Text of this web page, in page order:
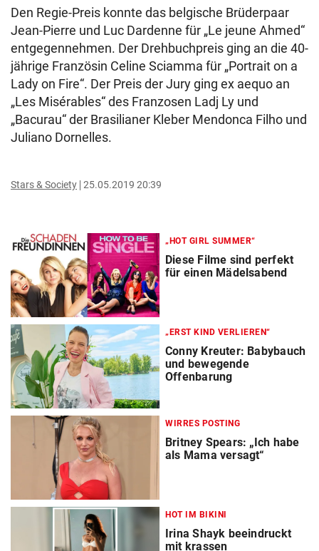
Den Regie-Preis konnte das belgische Brüderpaar
Jean-Pierre und Luc Dardenne für „Le jeune Ahmed“
entgegennehmen. Der Drehbuchpreis ging an die 40-
jährige Französin Celine Sciamma für „Portrait on a
Lady on Fire“. Der Preis der Jury ging ex aequo an
„Les Misérables“ des Franzosen Ladj Ly und
„Bacurau“ der Brasilianer Kleber Mendonca Filho und
Juliano Dornelles.
Stars & Society 25.05.2019 20:39
„HOT GIRL SUMMER“
Diese Filme sind perfekt
für einen Mädelsabend
„ERST KIND VERLIEREN“
Conny Kreuter: Babybauch
und bewegende
Offenbarung
WIRRES POSTING
Britney Spears: „Ich habe
als Mama versagt“
HOT IM BIKINI
Irina Shayk beeindruckt
mit krassen